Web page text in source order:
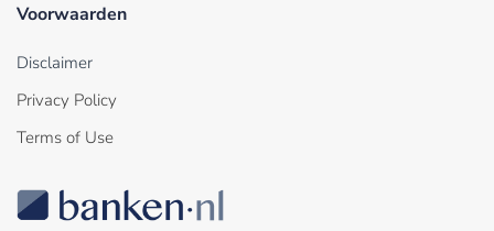
Voorwaarden
Disclaimer
Privacy Policy
Terms of Use